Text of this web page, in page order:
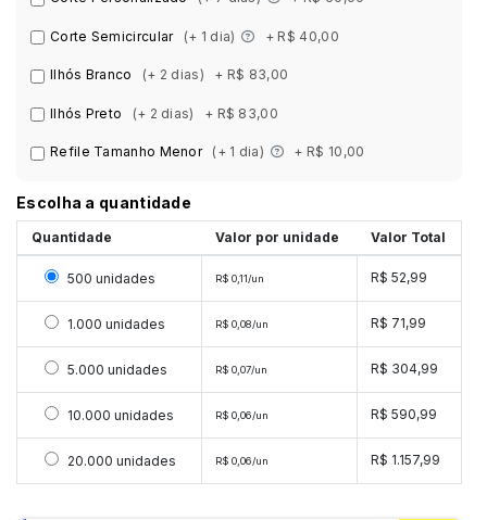
Corte Semicircular (+ 1 dia) + R$ 40,00
Ilhós Branco (+ 2 dias) + R$ 83,00
Ilhós Preto (+ 2 dias) + R$ 83,00
Refile Tamanho Menor (+ 1 dia) + R$ 10,00
Escolha a quantidade
Quantidade Valor por unidade Valor Total
Selecionar 500 unidades
500 unidades R$ 0,11/un R$ 52,99
Selecionar 1000 unidades
1.000 unidades R$ 0,08/un R$ 71,99
Selecionar 5000 unidades
5.000 unidades R$ 0,07/un R$ 304,99
Selecionar 10000 unidades
10.000 unidades R$ 0,06/un R$ 590,99
Selecionar 20000 unidades
20.000 unidades R$ 0,06/un R$ 1.157,99